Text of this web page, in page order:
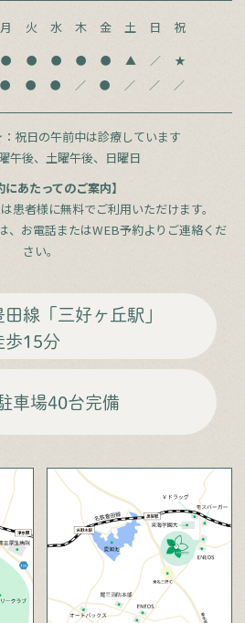
月 火 水 木 金 土 日
祝
● ● ● ● ● ▲ ／ ★
● ● ● ／ ● ／ ／ ／
祝日の午前中は診療しています
午後、土曜午後、日曜日
にあたってのご案内】
患者様に無料でご利用いただけます。
、お電話またはWEB予約よりご連絡くだ
さい。
田線 「三好ヶ丘駅」
歩15分
車場40台完備